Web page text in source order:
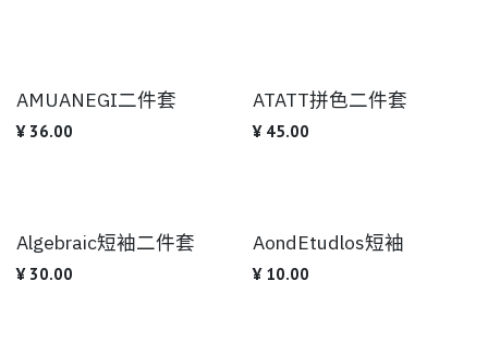
AMUANEGI二件套
¥ 36.00
ATATT拼色二件套
¥ 45.00
Algebraic短袖二件套
¥ 30.00
AondEtudlos短袖
¥ 10.00